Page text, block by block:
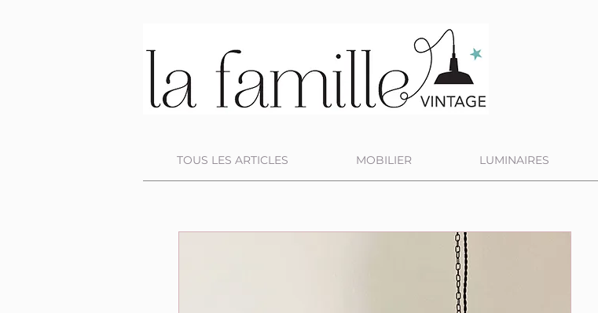
TOUS LES ARTICLES MOBILIER LUMINAIRES